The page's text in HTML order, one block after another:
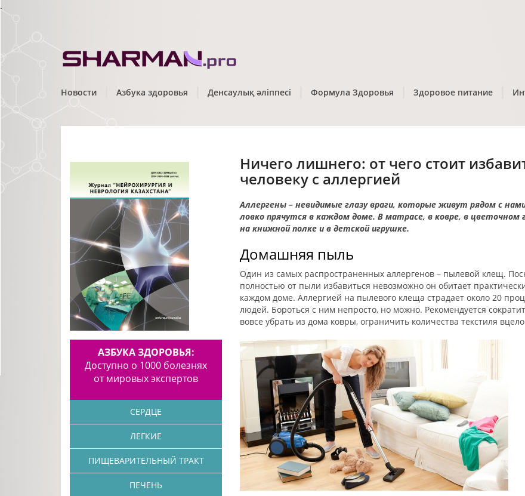
.
Новости Азбука здоровья Денсаулық әліппесі Формула Здоровья Здоровое питание
Ничего лишнего: от чего стоит
человеку с аллергией
Аллергены – невидимые глазу враги, которые живут рядом с
ловко прячутся в каждом доме. В матрасе, в ковре, в цветочном
на книжной полке и в детской игрушке.
Домашняя пыль
Один из самых распространенных аллергенов – пылевой клещ.
полностью от пыли избавиться невозможно он обитает
каждом доме. Аллергией на пылевого клеща страдает около 20
людей. Бороться с ним непросто, но можно. Рекомендуется
вовсе убрать из дома ковры, ограничить количества текстиля
АЗБУКА ЗДОРОВЬЯ:
Доступно о 1000 болезнях
от мировых экспертов
СЕРДЦЕ
ЛЕГКИЕ
ПИЩЕВАРИТЕЛЬНЫЙ ТРАКТ
ПЕЧЕНЬ